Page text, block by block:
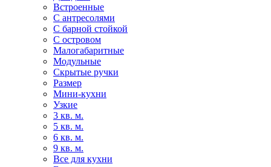
Встроенные
С антресолями
С барной стойкой
С островом
Малогабаритные
Модульные
Скрытые ручки
Размер
Мини-кухни
Узкие
3 кв. м.
5 кв. м.
6 кв. м.
9 кв. м.
Все для кухни